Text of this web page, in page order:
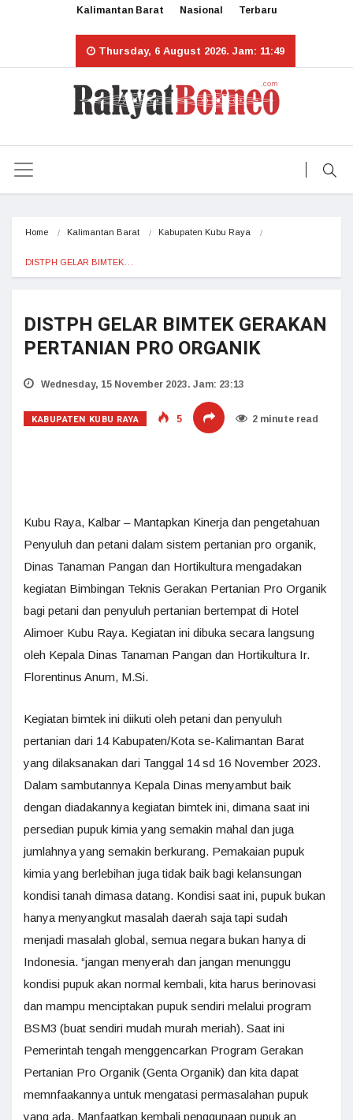
Kalimantan Barat Nasional Terbaru
Thursday, 6 August 2026. Jam: 11:49
Home Kalimantan Barat Kabupaten Kubu Raya
DISTPH GELAR BIMTEK…
DISTPH GELAR BIMTEK GERAKAN
PERTANIAN PRO ORGANIK
Wednesday, 15 November 2023. Jam: 23:13
KABUPATEN KUBU RAYA 5 2 minute read
Kubu Raya, Kalbar – Mantapkan Kinerja dan pengetahuan
Penyuluh dan petani dalam sistem pertanian pro organik,
Dinas Tanaman Pangan dan Hortikultura mengadakan
kegiatan Bimbingan Teknis Gerakan Pertanian Pro Organik
bagi petani dan penyuluh pertanian bertempat di Hotel
Alimoer Kubu Raya. Kegiatan ini dibuka secara langsung
oleh Kepala Dinas Tanaman Pangan dan Hortikultura Ir.
Florentinus Anum, M.Si.
Kegiatan bimtek ini diikuti oleh petani dan penyuluh
pertanian dari 14 Kabupaten/Kota se-Kalimantan Barat
yang dilaksanakan dari Tanggal 14 sd 16 November 2023.
Dalam sambutannya Kepala Dinas menyambut baik
dengan diadakannya kegiatan bimtek ini, dimana saat ini
persedian pupuk kimia yang semakin mahal dan juga
jumlahnya yang semakin berkurang. Pemakaian pupuk
kimia yang berlebihan juga tidak baik bagi kelansungan
kondisi tanah dimasa datang. Kondisi saat ini, pupuk bukan
hanya menyangkut masalah daerah saja tapi sudah
menjadi masalah global, semua negara bukan hanya di
Indonesia. “jangan menyerah dan jangan menunggu
kondisi pupuk akan normal kembali, kita harus berinovasi
dan mampu menciptakan pupuk sendiri melalui program
BSM3 (buat sendiri mudah murah meriah). Saat ini
Pemerintah tengah menggencarkan Program Gerakan
Pertanian Pro Organik (Genta Organik) dan kita dapat
memnfaakannya untuk mengatasi permasalahan pupuk
yang ada. Manfaatkan kembali penggunaan pupuk an